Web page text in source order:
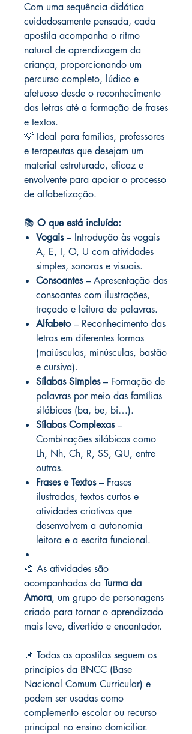
Com uma sequência didática
cuidadosamente pensada, cada
apostila acompanha o ritmo
natural de aprendizagem da
criança, proporcionando um
percurso completo, lúdico e
afetuoso desde o reconhecimento
das letras até a formação de frases
e textos.
💡 Ideal para famílias, professores
e terapeutas que desejam um
material estruturado, eficaz e
envolvente para apoiar o processo
de alfabetização.
📚 O que está incluído:
Vogais– Introdução às vogais
A, E, I, O, U com atividades
simples, sonoras e visuais.
Consoantes– Apresentação das
consoantes com ilustrações,
traçado e leitura de palavras.
Alfabeto – Reconhecimento das
letras em diferentes formas
(maiúsculas, minúsculas, bastão
e cursiva).
Sílabas Simples– Formação de
palavras por meio das famílias
silábicas (ba, be, bi…).
Sílabas Complexas–
Combinações silábicas como
Lh, Nh, Ch, R, SS, QU, entre
outras.
Frases e Textos– Frases
ilustradas, textos curtos e
atividades criativas que
desenvolvem a autonomia
leitora e a escrita funcional.
🎨 As atividades são
acompanhadas da Turma da
Amora, um grupo de personagens
criado para tornar o aprendizado
mais leve, divertido e encantador.
📌 Todas as apostilas seguem os
princípios da BNCC (Base
Nacional Comum Curricular) e
podem ser usadas como
complemento escolar ou recurso
principal no ensino domiciliar.